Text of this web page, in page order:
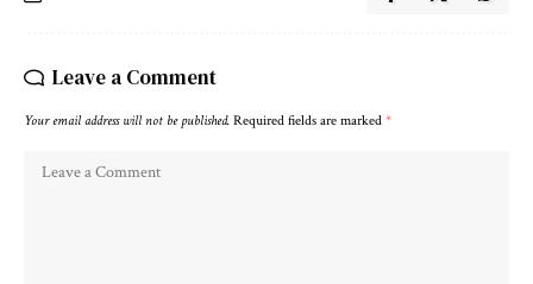
Leave a Comment
Your email address will not be published. Required fields are marked *